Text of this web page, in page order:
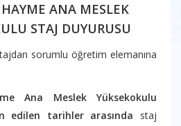
ANA MESLEK
STAJ DUYURUSU
sorumlu öğretim elemanına
Ana Meslek Yüksekokulu
edilen tarihler arasında staj